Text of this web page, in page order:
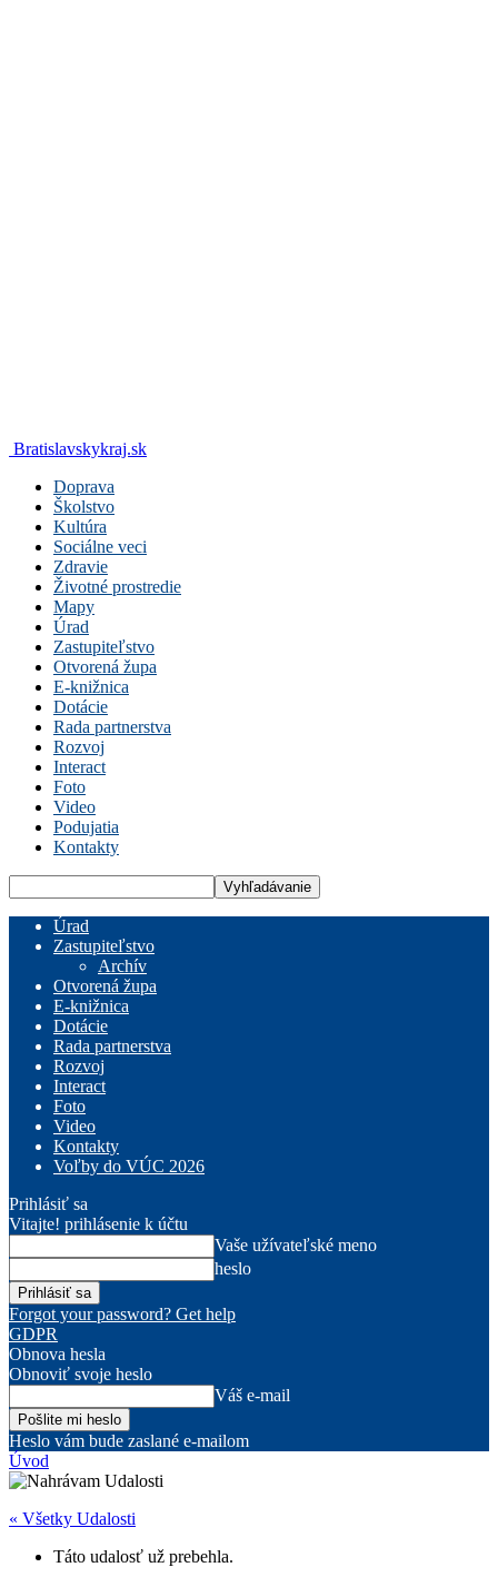
Bratislavskykraj.sk
Doprava
Školstvo
Kultúra
Sociálne veci
Zdravie
Životné prostredie
Mapy
Úrad
Zastupiteľstvo
Otvorená župa
E-knižnica
Dotácie
Rada partnerstva
Rozvoj
Interact
Foto
Video
Podujatia
Kontakty
Úrad
Zastupiteľstvo
Archív
Otvorená župa
E-knižnica
Dotácie
Rada partnerstva
Rozvoj
Interact
Foto
Video
Kontakty
Voľby do VÚC 2026
Prihlásiť sa
Vitajte! prihlásenie k účtu
Vaše užívateľské meno
heslo
Forgot your password? Get help
GDPR
Obnova hesla
Obnoviť svoje heslo
Váš e-mail
Heslo vám bude zaslané e-mailom
Úvod
« Všetky Udalosti
Táto udalosť už prebehla.